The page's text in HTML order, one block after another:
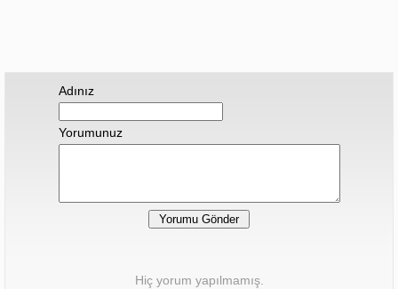
Adınız
Yorumunuz
Hiç yorum yapılmamış.